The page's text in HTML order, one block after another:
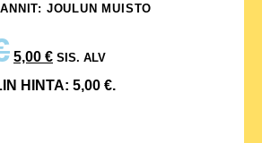
JOULUN MUISTO
5,00 € SIS. ALV
HINTA: 5,00 €.